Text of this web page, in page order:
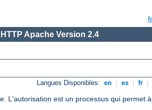
Apache Version 2.4
Langues Disponibles: en es fr
L'autorisation est un processus qui permet